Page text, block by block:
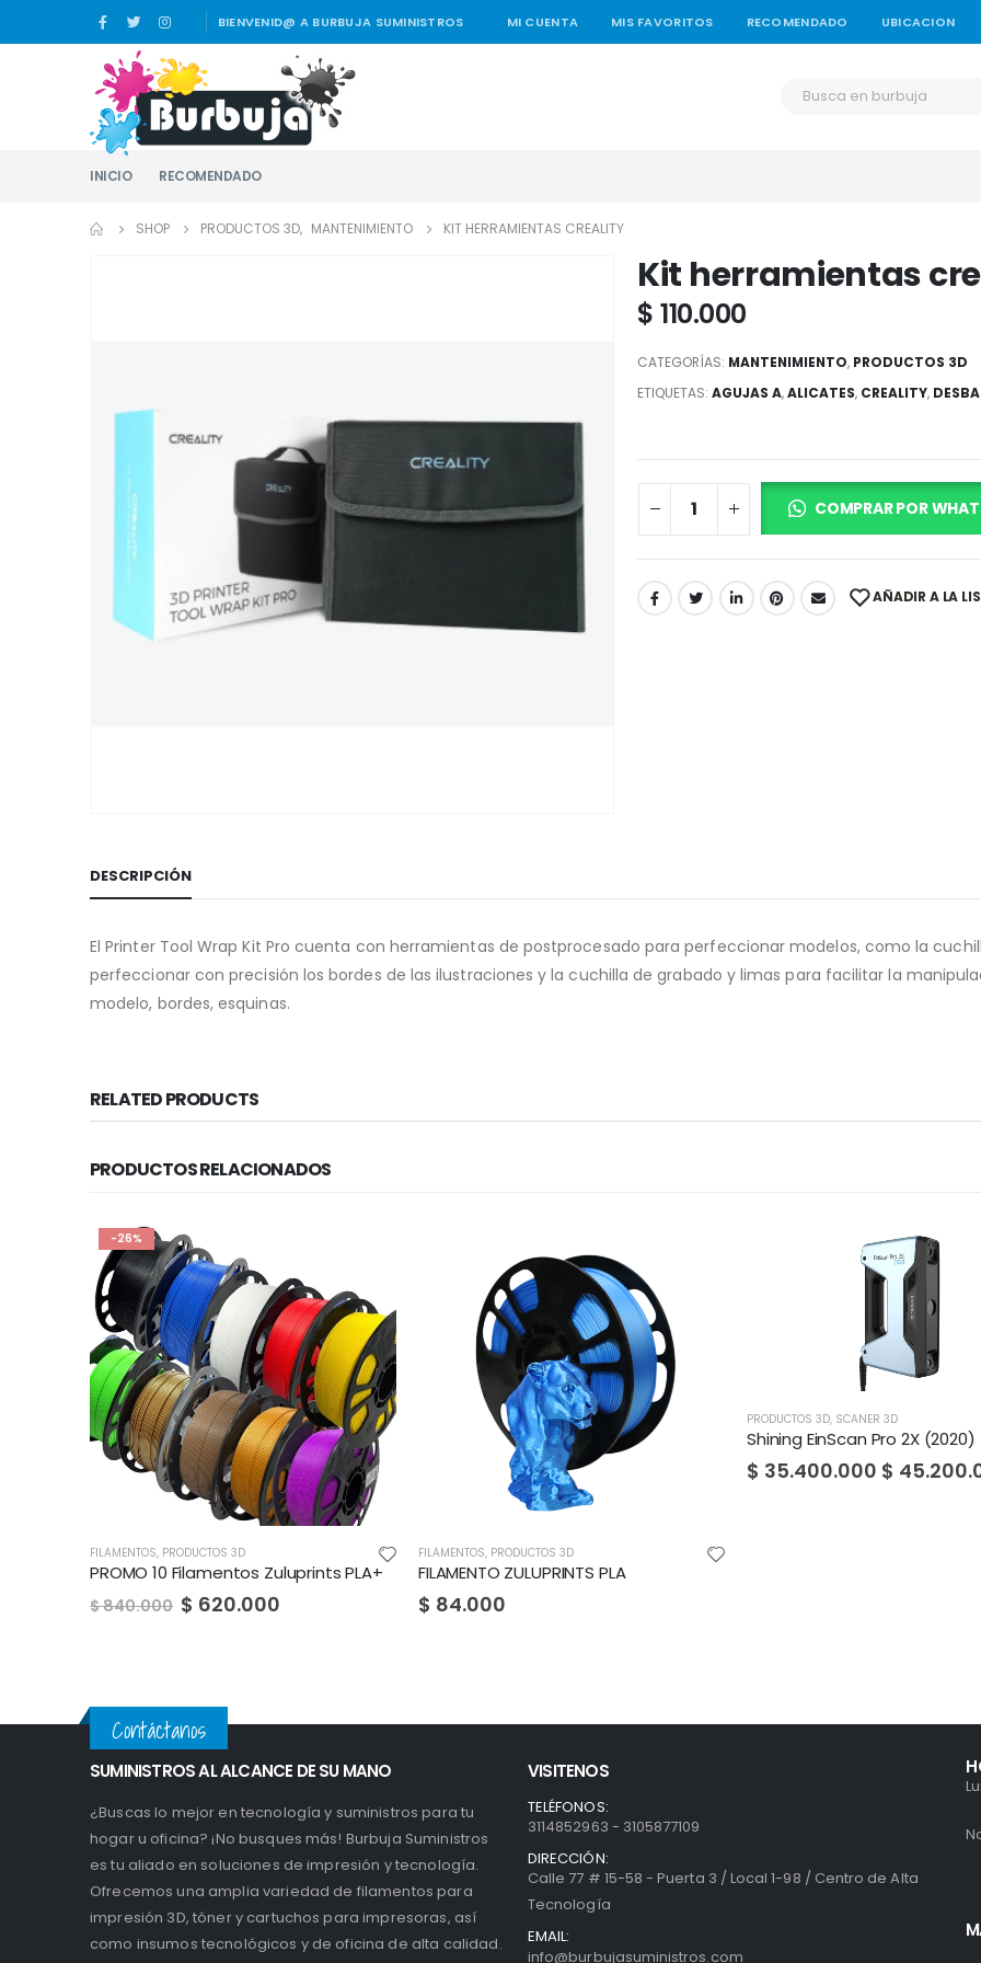
BIENVENID@ A BURBUJA SUMINISTROS MI CUENTA MIS FAVORITOS RECOMENDADO UBICACION
INICIO RECOMENDADO
SHOP PRODUCTOS 3D, MANTENIMIENTO KIT HERRAMIENTAS CREALITY
Kit herramientas
$ 110.000
CATEGORÍAS: MANTENIMIENTO, PRODUCTOS 3D
ETIQUETAS: AGUJAS A,ALICATES, CREALITY,
COMPRAR POR
AÑADIR A LA
DESCRIPCIÓN
El Printer Tool Wrap Kit Pro cuenta con herramientas de postprocesado para perfeccionar modelos, como la
perfeccionar con precisión los bordes de las ilustraciones y la cuchilla de grabado y limas para facilitar la
modelo, bordes, esquinas.
RELATED PRODUCTS
PRODUCTOS RELACIONADOS
FILAMENTOS ,PRODUCTOS 3D
FILAMENTO ZULUPRINTS PLA
$84.000
PRODUCTOS 3D ,SCANER 3D
Shining EinScan Pro 2X (2020)
35.400.000$45.200.000
PRODUCTOS 3D ,SCANER 3D
Shining 3D Einscan-SE
$ 8.690.000
Contáctanos
SUMINISTROS AL ALCANCE DE SU MANO
¿Buscas lo mejor en tecnología y suministros para tu
hogar u oficina? ¡No busques más! Burbuja Suministros
es tu aliado en soluciones de impresión y tecnología.
Ofrecemos una amplia variedad de filamentos para
impresión 3D, tóner y cartuchos para impresoras, así
como insumos tecnológicos y de oficina de alta calidad.
VISITENOS
TELÉFONOS:
3114852963 - 3105877109
DIRECCIÓN:
Calle 77 # 15-58 - Puerta 3 / Local 1-98 / Centro de Alta
Tecnología
EMAIL:
info@burbujasuministros.com